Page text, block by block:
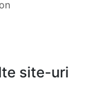
site-uri